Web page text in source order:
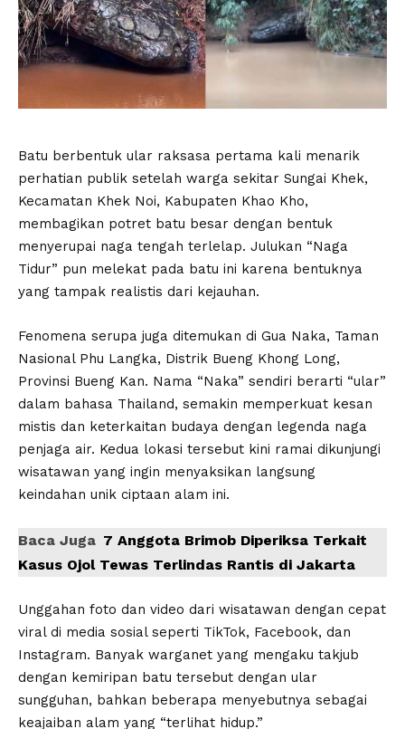
Batu berbentuk ular raksasa pertama kali menarik
perhatian publik setelah warga sekitar Sungai Khek,
Kecamatan Khek Noi, Kabupaten Khao Kho,
membagikan potret batu besar dengan bentuk
menyerupai naga tengah terlelap. Julukan “Naga
Tidur” pun melekat pada batu ini karena bentuknya
yang tampak realistis dari kejauhan.
Fenomena serupa juga ditemukan di Gua Naka, Taman
Nasional Phu Langka, Distrik Bueng Khong Long,
Provinsi Bueng Kan. Nama “Naka” sendiri berarti “ular”
dalam bahasa Thailand, semakin memperkuat kesan
mistis dan keterkaitan budaya dengan legenda naga
penjaga air. Kedua lokasi tersebut kini ramai dikunjungi
wisatawan yang ingin menyaksikan langsung
keindahan unik ciptaan alam ini.
Baca Juga 7 Anggota Brimob Diperiksa Terkait
Kasus Ojol Tewas Terlindas Rantis di Jakarta
Unggahan foto dan video dari wisatawan dengan cepat
viral di media sosial seperti TikTok, Facebook, dan
Instagram. Banyak warganet yang mengaku takjub
dengan kemiripan batu tersebut dengan ular
sungguhan, bahkan beberapa menyebutnya sebagai
keajaiban alam yang “terlihat hidup.”